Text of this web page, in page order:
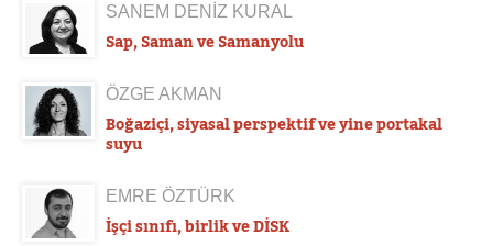
SANEM DENİZ KURAL
Sap, Saman ve Samanyolu
ÖZGE AKMAN
Boğaziçi, siyasal perspektif ve yine portakal
suyu
EMRE ÖZTÜRK
İşçi sınıfı, birlik ve DİSK